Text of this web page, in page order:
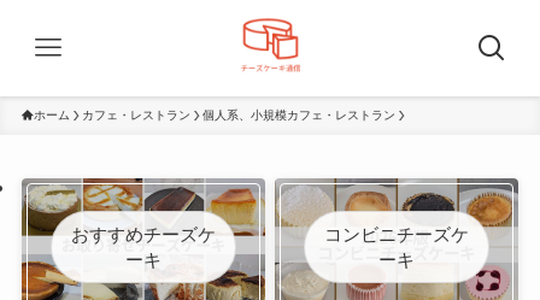
ホーム カフェ・レストラン 個人系、小規模カフェ・レストラン
おすすめチーズケ
ーキ
コンビニチーズケ
ーキ